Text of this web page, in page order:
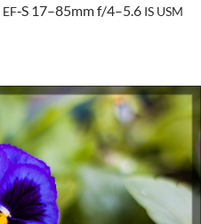
EF‑S 17–85mm f/4–5.6 IS USM